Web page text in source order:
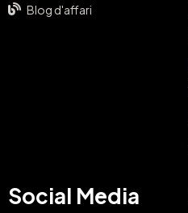
Blog d'affari
Social Media